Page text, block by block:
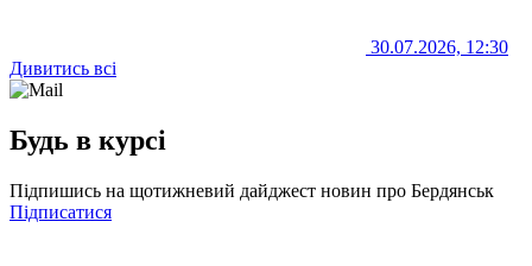
30.07.2026, 12:30
Дивитись всі
Будь в курсі
Підпишись на щотижневий дайджест новин про Бердянськ
Підписатися